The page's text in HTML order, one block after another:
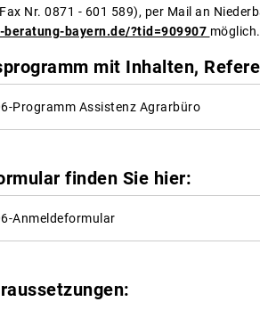
Nr. 0871 - 601 589), per Mail an
bayern.de/?tid=909907
mit Inhalten,
Programm Assistenz Agrarbüro
finden Sie hier:
Anmeldeformular